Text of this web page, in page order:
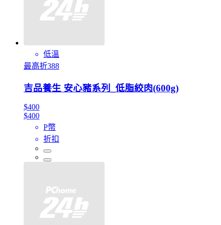
低溫
最高折388
吉品養生 安心豬系列_低脂絞肉(600g)
$400
$400
P幣
折扣